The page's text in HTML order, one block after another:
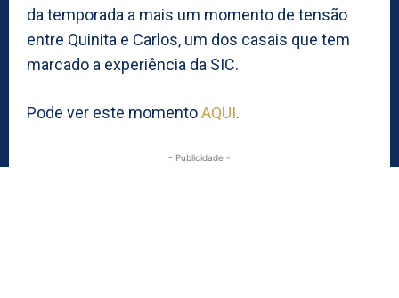
da temporada a mais um momento de tensão
entre Quinita e Carlos, um dos casais que tem
marcado a experiência da SIC.
Pode ver este momentoAQUI.
- Publicidade -